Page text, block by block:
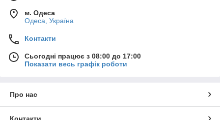
м. Одеса
Одеса, Україна
Контакти
Сьогодні працює з 08:00 до 17:00
Показати весь графік роботи
Про нас